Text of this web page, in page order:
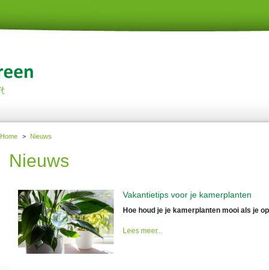
Home > Nieuws
Nieuws
Vakantietips voor je kamerplanten
Hoe houd je je kamerplanten mooi als je
Lees meer...